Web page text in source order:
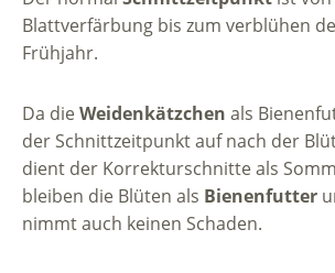
Blattverfärbung bis zum verblühen
Frühjahr.
Da dieWeidenkätzchen als
der Schnittzeitpunkt auf nach der
dient der Korrekturschnitte als
bleiben die Blüten als Bienenfutter
nimmt auch keinen Schaden.